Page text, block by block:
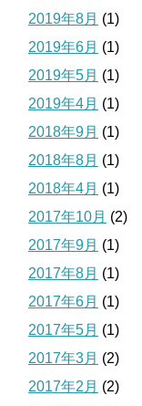
2019年8月 (1)
2019年6月 (1)
2019年5月 (1)
2019年4月 (1)
2018年9月 (1)
2018年8月 (1)
2018年4月 (1)
2017年10月 (2)
2017年9月 (1)
2017年8月 (1)
2017年6月 (1)
2017年5月 (1)
2017年3月 (2)
2017年2月 (2)